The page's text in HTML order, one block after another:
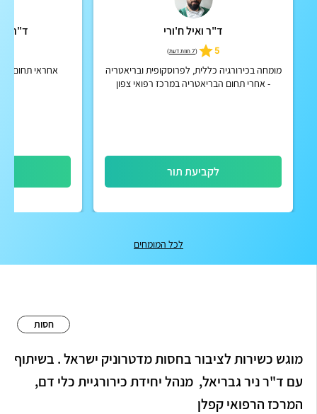
ד"ר ואיל ח'ורי
5
(7 חוות דעת )
מומחה בכירורגיה כללית, לפרוסקופית ובריאטריה
- אחרי תחום הבריאטריה במרכז רפואי צפון
לקביעת תור
ד"ר
אחראי תחום
לכל המומחים
חסות
מוגש כשירות לציבור בחסות מדטרוניק ישראל . בשיתוף
עם ד"ר ניר גבריאל, מנהל יחידת כירורגיית כלי דם,
המרכז הרפואי קפלן